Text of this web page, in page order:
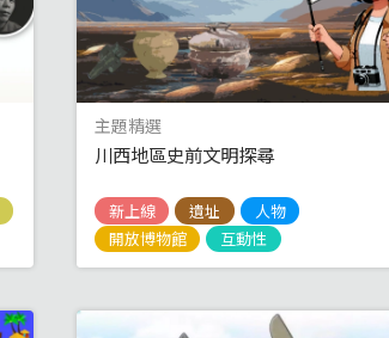
主題精選
川西地區史前文明探尋
新上線 遺址
人物
開放博物館
互動性